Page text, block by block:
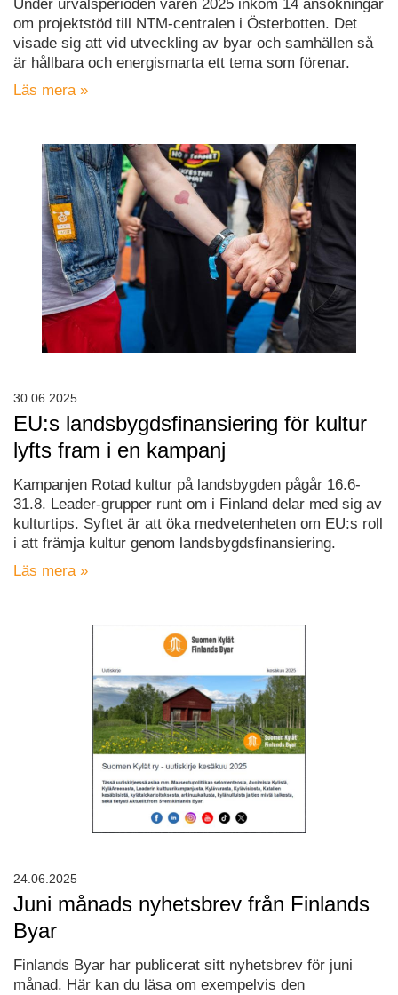
Under urvalsperioden våren 2025 inkom 14 ansökningar
om projektstöd till NTM-centralen i Österbotten. Det
visade sig att vid utveckling av byar och samhällen så
är hållbara och energismarta ett tema som förenar.
Läs mera »
EU:s landsbygdsfinansiering för kultur
lyfts fram i en kampanj
Kampanjen Rotad kultur på landsbygden pågår 16.6-
31.8. Leader-grupper runt om i Finland delar med sig av
kulturtips. Syftet är att öka medvetenheten om EU:s roll
i att främja kultur genom landsbygdsfinansiering.
Läs mera »
30.06.2025
Juni månads nyhetsbrev från Finlands
Byar
Finlands Byar har publicerat sitt nyhetsbrev för juni
månad. Här kan du läsa om exempelvis den
24.06.2025